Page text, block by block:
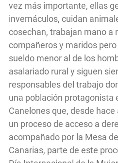
vez más importante, ellas
invernáculos, cuidan
cosechan, trabajan mano a
compañeros y maridos
sueldo menor al de los
asalariado rural y siguen
responsables del trabajo
una población protagonista
Canelones que, desde
un proceso de acceso a
acompañado por la Mesa
Canarias, parte de este